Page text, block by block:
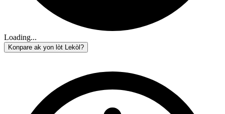
Loading...
Konpare ak yon lòt Lekòl?